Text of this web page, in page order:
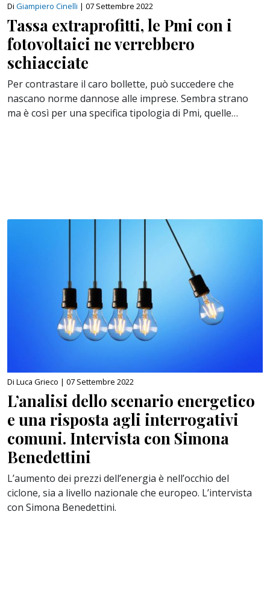
Di Giampiero Cinelli | 07 Settembre 2022
Tassa extraprofitti, le Pmi con i
fotovoltaici ne verrebbero
schiacciate
Per contrastare il caro bollette, può succedere che
nascano norme dannose alle imprese. Sembra strano
ma è così per una specifica tipologia di Pmi, quelle…
Di Luca Grieco | 07 Settembre 2022
L’analisi dello scenario energetico
e una risposta agli interrogativi
comuni. Intervista con Simona
Benedettini
L’aumento dei prezzi dell’energia è nell’occhio del
ciclone, sia a livello nazionale che europeo. L’intervista
con Simona Benedettini.